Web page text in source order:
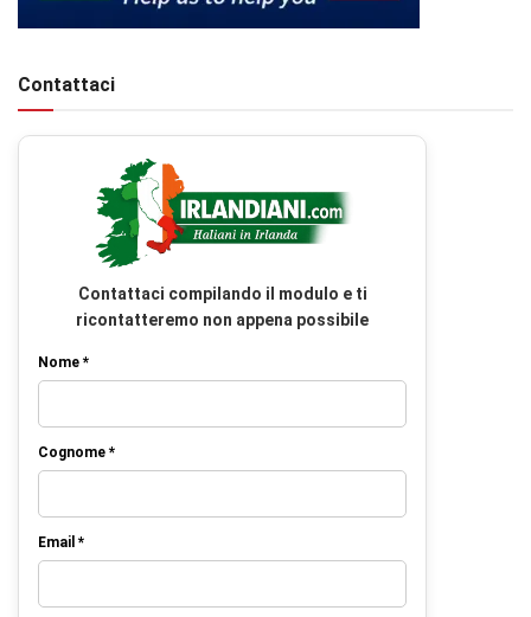
Contattaci
Contattaci compilando il modulo e ti
ricontatteremo non appena possibile
Nome *
Cognome *
Email *